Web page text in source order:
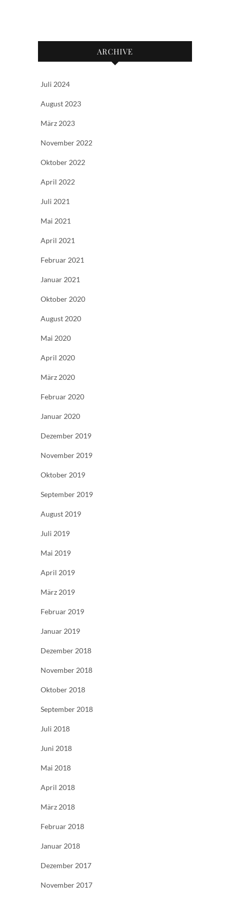
ARCHIVE
Juli 2024
August 2023
März 2023
November 2022
Oktober 2022
April 2022
Juli 2021
Mai 2021
April 2021
Februar 2021
Januar 2021
Oktober 2020
August 2020
Mai 2020
April 2020
März 2020
Februar 2020
Januar 2020
Dezember 2019
November 2019
Oktober 2019
September 2019
August 2019
Juli 2019
Mai 2019
April 2019
März 2019
Februar 2019
Januar 2019
Dezember 2018
November 2018
Oktober 2018
September 2018
Juli 2018
Juni 2018
Mai 2018
April 2018
März 2018
Februar 2018
Januar 2018
Dezember 2017
November 2017